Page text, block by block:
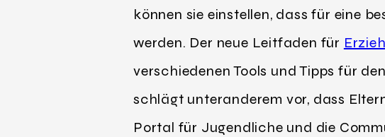
können sie einstellen, dass für eine
werden. Der neue Leitfaden für
verschiedenen Tools und Tipps für
schlägt unteranderem vor, dass
Portal für Jugendliche und die